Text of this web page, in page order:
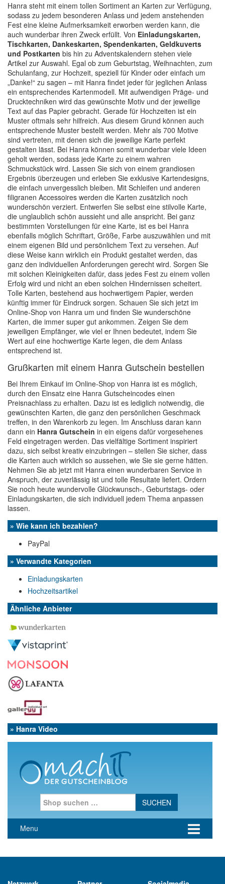
Hanra steht mit einem tollen Sortiment an Karten zur Verfügung,
sodass zu jedem besonderen Anlass und jedem anstehenden
Fest eine kleine Aufmerksamkeit erworben werden kann, die
auch wunderbar ihren Zweck erfüllt. Von Einladungskarten,
Tischkarten, Dankeskarten, Spendenkarten, Geldkuverts
und Postkarten bis hin zu Adventskalendern stehen viele
Artikel zur Auswahl. Egal ob zum Geburtstag, Weihnachten, zum
Schulanfang, zur Hochzeit, speziell für Kinder oder einfach um
„Danke!“ zu sagen – mit Hanra findet jeder für jeglichen Anlass
ein entsprechendes Kartenmodell. Mit aufwendigen Präge- und
Drucktechniken wird das gewünschte Motiv und der jeweilige
Text auf das Papier gebracht. Gerade für Hochzeiten ist ein
Muster oftmals sehr hilfreich. Aus diesem Grund können auch
entsprechende Muster bestellt werden. Mehr als 700 Motive
sind vertreten, mit denen sich die jeweilige Karte perfekt
gestalten lässt. Bei Hanra können somit wunderbar viele Ideen
geholt werden, sodass jede Karte zu einem wahren
Schmuckstück wird. Lassen Sie sich von einem grandiosen
Ergebnis überzeugen und erleben Sie exklusive Kartendesigns,
die einfach unvergesslich bleiben. Mit Schleifen und anderen
filigranen Accessoires werden die Karten zusätzlich noch
wunderschön verziert. Entwerfen Sie selbst eine stilvolle Karte,
die unglaublich schön aussieht und alle anspricht. Bei ganz
bestimmten Vorstellungen für eine Karte, ist es bei Hanra
ebenfalls möglich Schriftart, Größe, Farbe auszuwählen und mit
einem eigenen Bild und persönlichem Text zu versehen. Auf
diese Weise kann wirklich ein Produkt gestaltet werden, das
ganz den individuellen Anforderungen gerecht wird. Sorgen Sie
mit solchen Kleinigkeiten dafür, dass jedes Fest zu einem vollen
Erfolg wird und nicht an eben solchen Hindernissen scheitert.
Tolle Karten, bestehend aus hochwertigem Papier, werden
künftig immer für Eindruck sorgen. Schauen Sie sich jetzt im
Online-Shop von Hanra um und finden Sie wunderschöne
Karten, die immer super gut ankommen. Zeigen Sie dem
jeweiligen Empfänger, wie viel er Ihnen bedeutet, indem Sie
Wert auf eine hochwertige Karte legen, die dem Anlass
entsprechend ist.
Grußkarten mit einem Hanra Gutschein bestellen
Bei Ihrem Einkauf im Online-Shop von Hanra ist es möglich,
durch den Einsatz eine Hanra Gutscheincodes einen
Preisnachlass zu erhalten. Dazu ist es lediglich notwendig, die
gewünschten Karten, die ganz den persönlichen Geschmack
treffen, in den Warenkorb zu legen. Im Anschluss daran kann
dann ein Hanra Gutschein in ein eigens dafür vorgesehenes
Feld eingetragen werden. Das vielfältige Sortiment inspiriert
dazu, sich selbst kreativ einzubringen – stellen Sie sicher, dass
die Karten auch wirklich so aussehen, wie Sie sie gerne hätten.
Nehmen Sie ab jetzt mit Hanra einen wunderbaren Service in
Anspruch, der zuverlässig ist und tolle Resultate liefert. Ordern
Sie noch heute wundervolle Glückwunsch-, Geburtstags- oder
Einladungskarten, die sich individuell jedem Thema anpassen
lassen.
» Wie kann ich bezahlen?
PayPal
» Verwandte Kategorien
Einladungskarten
Hochzeitsartikel
Ähnliche Anbieter
» Hanra Video